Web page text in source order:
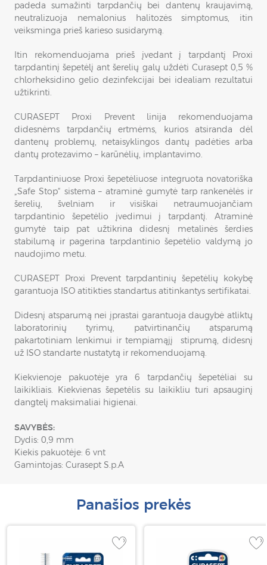
padeda sumažinti tarpdančių bei dantenų kraujavimą,
neutralizuoja nemalonius halitozės simptomus, itin
veiksminga prieš karieso susidarymą.
Itin rekomenduojama prieš įvedant į tarpdantį Proxi
tarpdantinį šepetėlį ant šerelių galų uždėti Curasept 0,5 %
chlorheksidino gelio dezinfekcijai bei idealiam rezultatui
užtikrinti.
CURASEPT Proxi Prevent linija rekomenduojama
didesnėms tarpdančių ertmėms, kurios atsiranda dėl
dantenų problemų, netaisyklingos dantų padėties arba
dantų protezavimo – karūnėlių, implantavimo.
Tarpdantiniuose Proxi šepetėliuose integruota novatoriška
„Safe Stop“ sistema – atraminė gumytė tarp rankenėlės ir
šerelių, švelniam ir visiškai netraumuojančiam
tarpdantinio šepetėlio įvedimui į tarpdantį. Atraminė
gumytė taip pat užtikrina didesnį metalinės šerdies
stabilumą ir pagerina tarpdantinio šepetėlio valdymą jo
naudojimo metu.
CURASEPT Proxi Prevent tarpdantinių šepetėlių kokybę
garantuoja ISO atitikties standartus atitinkantys sertifikatai.
Didesnį atsparumą nei įprastai garantuoja daugybė atliktų
laboratorinių tyrimų, patvirtinančių atsparumą
pakartotiniam lenkimui ir tempiamąjį stiprumą, didesnį
už ISO standarte nustatytą ir rekomenduojamą.
Kiekvienoje pakuotėje yra 6 tarpdančių šepetėliai su
laikikliais. Kiekvienas šepetėlis su laikikliu turi apsauginį
dangtelį maksimaliai higienai.
SAVYBĖS:
Dydis: 0,9 mm
Kiekis pakuotėje: 6 vnt
Gamintojas: Curasept S.p.A
Panašios prekės